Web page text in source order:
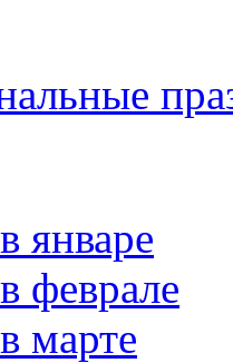
январе
феврале
марте